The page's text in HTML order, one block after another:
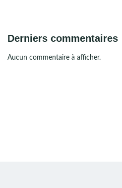
Derniers commentaires
Aucun commentaire à afficher.